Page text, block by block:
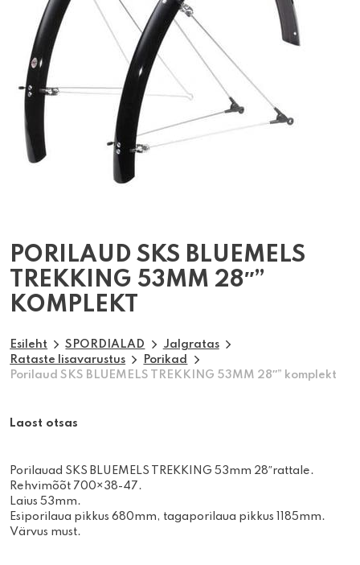
PORILAUD SKS BLUEMELS
TREKKING 53MM 28″”
KOMPLEKT
Esileht SPORDIALAD
Jalgratas
Rataste lisavarustus
Porikad
Porilaud SKS BLUEMELS TREKKING 53MM 28″” komplekt
Laost otsas
Porilauad SKS BLUEMELS TREKKING 53mm 28″rattale.
Rehvimõõt 700×38-47.
Laius 53mm.
Esiporilaua pikkus 680mm, tagaporilaua pikkus 1185mm.
Värvus must.